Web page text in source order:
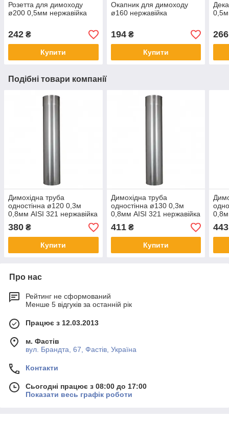
Розетта для димоходу
ø200 0,5мм нержавійка
242 ₴
Купити
Окапник для димоходу
ø160 нержавійка
194₴
Купити
266
Подібні товари компанії
Димохідна труба
одностінна ø120 0,3м
0,8мм AISI 321 нержавійка
380 ₴
Купити
Димохідна труба
одностінна ø130 0,3м
0,8мм AISI 321 нержавійка
411₴
Купити
443
Про нас
Рейтинг не сформований
Менше 5 відгуків за останній рік
Працює з 12.03.2013
м. Фастів
вул. Брандта, 67, Фастів, Україна
Контакти
Сьогодні працює з 08:00 до 17:00
Показати весь графік роботи